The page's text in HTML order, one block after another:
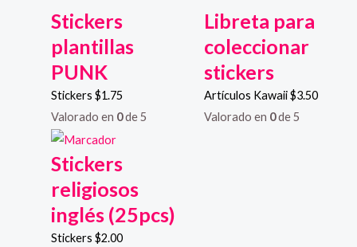
Stickers
plantillas
PUNK
Stickers $1.75
Valorado en 0de 5
Libreta para
coleccionar
stickers
Artículos Kawaii$3.50
Valorado en 0de 5
Stickers
religiosos
inglés (25pcs)
Stickers $2.00